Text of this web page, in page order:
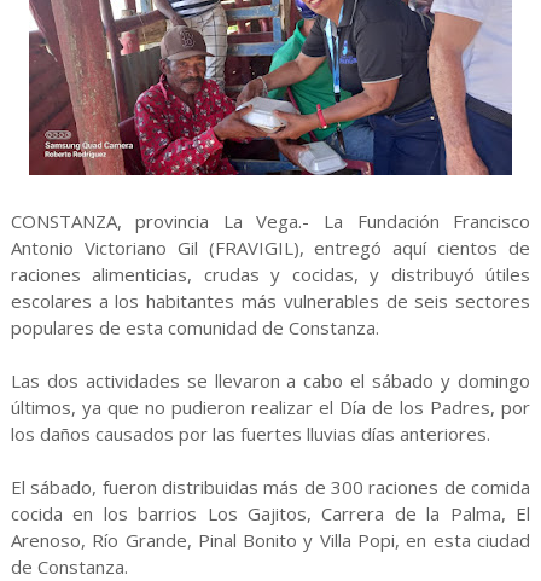
CONSTANZA, provincia La Vega.- La Fundación Francisco
Antonio Victoriano Gil (FRAVIGIL), entregó aquí cientos de
raciones alimenticias, crudas y cocidas, y distribuyó útiles
escolares a los habitantes más vulnerables de seis sectores
populares de esta comunidad de Constanza.
Las dos actividades se llevaron a cabo el sábado y domingo
últimos, ya que no pudieron realizar el Día de los Padres, por
los daños causados por las fuertes lluvias días anteriores.
El sábado, fueron distribuidas más de 300 raciones de comida
cocida en los barrios Los Gajitos, Carrera de la Palma, El
Arenoso, Río Grande, Pinal Bonito y Villa Popi, en esta ciudad
de Constanza.